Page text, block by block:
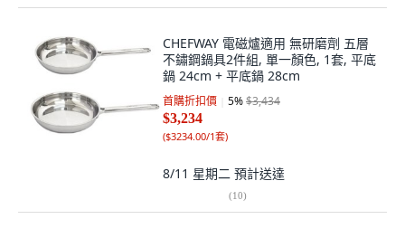
CHEFWAY 電磁爐適用 無研磨劑 五層
不鏽鋼鍋具2件組, 單一顏色, 1套, 平底
鍋 24cm + 平底鍋 28cm
首購折扣價 5%$3,434
$3,234
($3234.00/1套)
8/11 星期二 預計送達
(10)